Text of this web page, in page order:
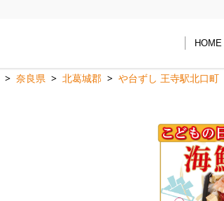
HOME
奈良県 北葛城郡 や台ずし 王寺駅北口町